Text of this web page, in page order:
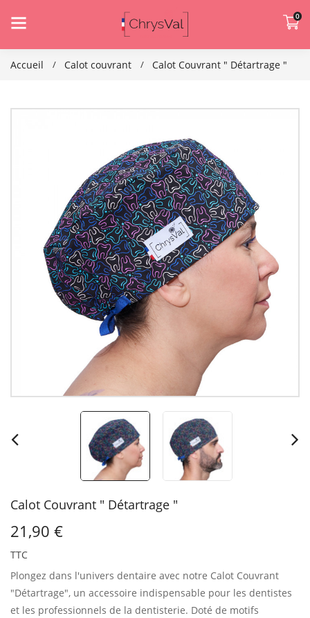
0
Accueil Calot couvrant Calot Couvrant " Détartrage "
Calot Couvrant " Détartrage "
21,90 €
TTC
Plongez dans l'univers dentaire avec notre Calot Couvrant
"Détartrage", un accessoire indispensable pour les dentistes
et les professionnels de la dentisterie. Doté de motifs